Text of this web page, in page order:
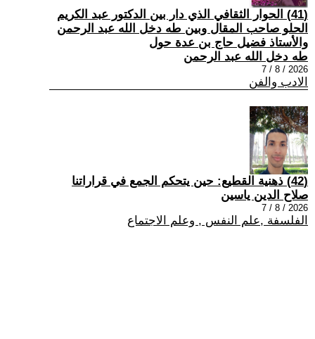
(41) الحوار الثقافي الذي دار بين الدكتور عبد الكريم
الحلو صاحب المقال وبين طه دخل الله عبد الرحمن
والأستاذ فضيل حاج بن عدة حول
طه دخل الله عبد الرحمن
2026 / 8 / 7
الادب والفن
(42) ذهنية القطيع: حين يتحكم الجمع في قراراتنا
صلاح الدين ياسين
2026 / 8 / 7
الفلسفة ,علم النفس , وعلم الاجتماع